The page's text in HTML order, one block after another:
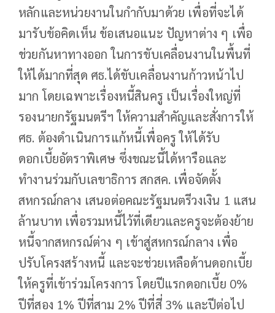
หลักและหน่วยงานในกำกับมาด้วย เพื่อที่จะได้
มารับข้อคิดเห็น ข้อเสนอแนะ ปัญหาต่าง ๆ เพื่อ
ช่วยกันหาทางออก ในการขับเคลื่อนงานในพื้นที่
ให้ได้มากที่สุด ศธ.ได้ขับเคลื่อนงานก้าวหน้าไป
มาก โดยเฉพาะเรื่องหนี้สินครู เป็นเรื่องใหญ่ที่
รองนายกรัฐมนตรีฯ ให้ความสำคัญและสั่งการให้
ศธ. ต้องดำเนินการแก้หนี้เพื่อครู ให้ได้รับ
ดอกเบี้ยอัตราพิเศษ ซึ่งขณะนี้ได้หารือและ
ทำงานร่วมกับเลขาธิการ สกสค. เพื่อจัดตั้ง
สหกรณ์กลาง เสนอต่อคณะรัฐมนตรีวงเงิน 1 แสน
ล้านบาท เพื่อรวมหนี้ไว้ที่เดียวและครูจะต้องย้าย
หนี้จากสหกรณ์ต่าง ๆ เข้าสู่สหกรณ์กลาง เพื่อ
ปรับโครงสร้างหนี้ และจะช่วยเหลือด้านดอกเบี้ย
ให้ครูที่เข้าร่วมโครงการ โดยปีแรกดอกเบี้ย 0%
ปีที่สอง 1% ปีที่สาม 2% ปีที่สี่ 3% และปีต่อไป